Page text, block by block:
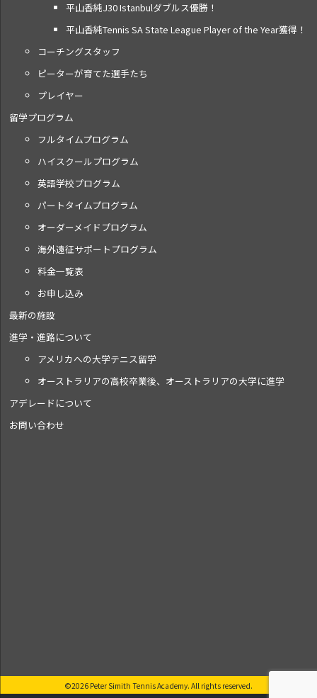
平山香純J30 Istanbulダブルス優勝！
平山香純Tennis SA State League Player of the Year獲得！
コーチングスタッフ
ピーターが育てた選手たち
プレイヤー
留学プログラム
フルタイムプログラム
ハイスクールプログラム
英語学校プログラム
パートタイムプログラム
オーダーメイドプログラム
海外遠征サポートプログラム
料金一覧表
お申し込み
最新の施設
進学・進路について
アメリカへの大学テニス留学
オーストラリアの高校卒業後、オーストラリアの大学に進学
アデレードについて
お問い合わせ
©2026 Peter Simith Tennis Academy. All rights reserved.